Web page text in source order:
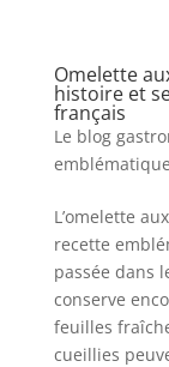
Omelette
histoire et
français
Le blog
L’omelette
recette
passée dans
conserve
feuilles
cueillies